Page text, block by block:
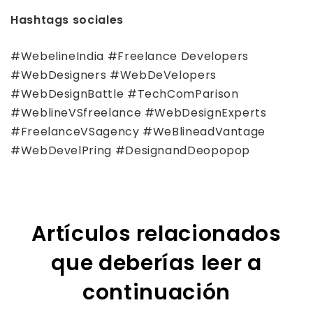
Hashtags sociales
#WebelineIndia #Freelance Developers
#WebDesigners #WebDeVelopers
#WebDesignBattle #TechComParison
#WeblineVSfreelance #WebDesignExperts
#FreelanceVSagency #WeBlineadVantage
#WebDevelPring #DesignandDeopopop
Artículos relacionados
que deberías leer a
continuación